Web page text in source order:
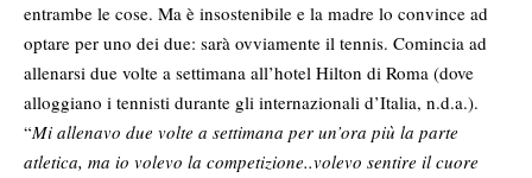
entrambe le cose. Ma è insostenibile e la madre lo convince ad
optare per uno dei due: sarà ovviamente il tennis. Comincia ad
allenarsi due volte a settimana all’hotel Hilton di Roma (dove
alloggiano i tennisti durante gli internazionali d’Italia, n.d.a.).
“Mi allenavo due volte a settimana per un’ora più la parte
atletica, ma io volevo la competizione..volevo sentire il cuore